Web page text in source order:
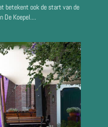
betekent ook de start van de
Koepel....